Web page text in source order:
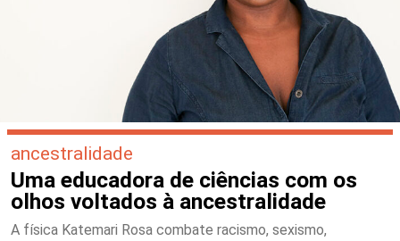
ancestralidade
Uma educadora de ciências com os
olhos voltados à ancestralidade
A física Katemari Rosa combate racismo, sexismo,